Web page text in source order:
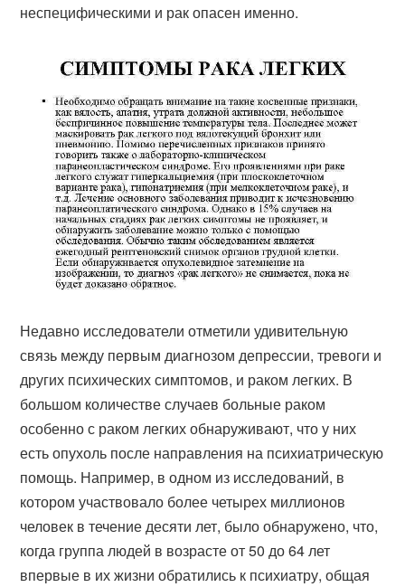
неспецифическими и рак опасен именно.
Недавно исследователи отметили удивительную
связь между первым диагнозом депрессии, тревоги и
других психических симптомов, и раком легких. В
большом количестве случаев больные раком
особенно с раком легких обнаруживают, что у них
есть опухоль после направления на психиатрическую
помощь. Например, в одном из исследований, в
котором участвовало более четырех миллионов
человек в течение десяти лет, было обнаружено, что,
когда группа людей в возрасте от 50 до 64 лет
впервые в их жизни обратились к психиатру, общая